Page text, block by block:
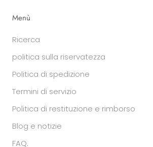
Menù
Ricerca
politica sulla riservatezza
Politica di spedizione
Termini di servizio
Politica di restituzione e rimborso
Blog e notizie
FAQ.